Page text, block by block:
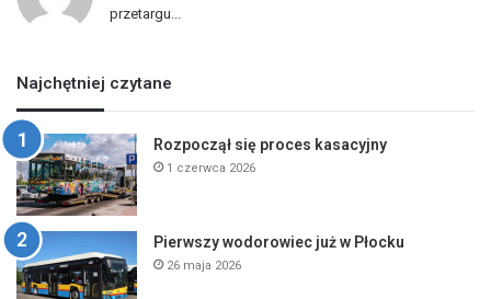
przetargu...
Najchętniej czytane
Rozpoczął się proces kasacyjny
1 czerwca 2026
Pierwszy wodorowiec już w Płocku
26 maja 2026